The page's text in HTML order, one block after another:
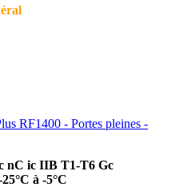
RF1400 - Portes pleines -
nC ic IIB T1-T6 Gc
25°C à -5°C